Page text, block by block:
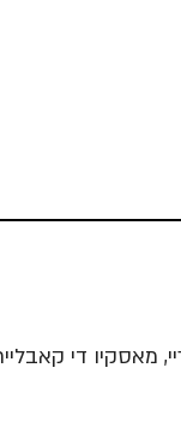
מאסקיו די